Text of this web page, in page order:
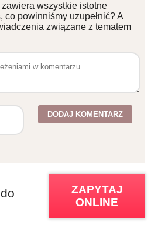
wszystkie istotne
co powinniśmy uzupełnić? A
związane z tematem
ZAPYTAJ
ONLINE